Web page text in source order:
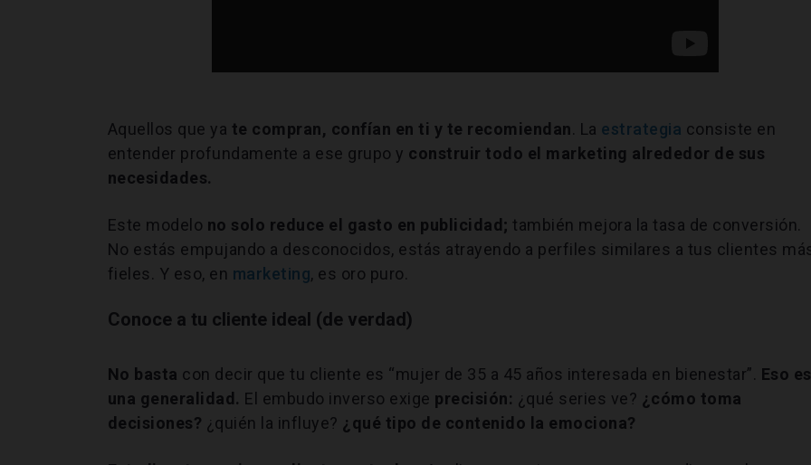
Aquellos que ya te compran, confían en ti y te recomiendan. La estrategia consiste en
entender profundamente a ese grupo y construir todo el marketing alrededor de sus
necesidades.
Este modelo no solo reduce el gasto en publicidad; también mejora la tasa de conversión.
No estás empujando a desconocidos, estás atrayendo a perfiles similares a tus clientes
fieles. Y eso, en marketing, es oro puro.
Conoce a tu cliente ideal (de verdad)
No basta con decir que tu cliente es “mujer de 35 a 45 años interesada en bienestar”. Eso es
una generalidad. El embudo inverso exige precisión: ¿qué series ve? ¿cómo toma
decisiones? ¿quién la influye? ¿qué tipo de contenido la emociona?